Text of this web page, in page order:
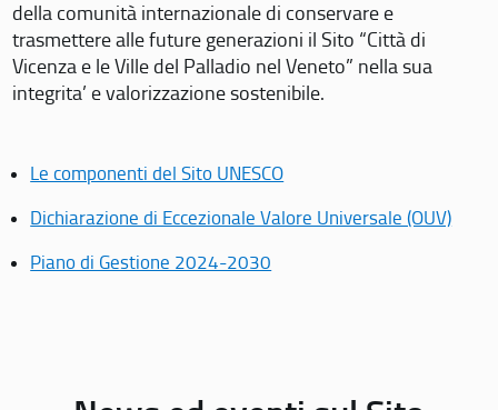
della comunità internazionale di conservare e
trasmettere alle future generazioni il Sito “Città di
Vicenza e le Ville del Palladio nel Veneto” nella sua
integrita’ e valorizzazione sostenibile.
Le componenti del Sito UNESCO
Dichiarazione di Eccezionale Valore Universale (OUV)
Piano di Gestione 2024-2030